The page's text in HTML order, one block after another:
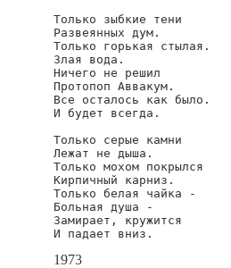
Только зыбкие тени
Развеянных дум.
Только горькая стылая.
Злая вода.
Ничего не решил
Протопоп Аввакум.
Все осталось как было.
И будет всегда.
Только серые камни
Лежат не дыша.
Только мохом покрылся
Кирпичный карниз.
Только белая чайка -
Больная душа -
Замирает, кружится
И падает вниз.
1973